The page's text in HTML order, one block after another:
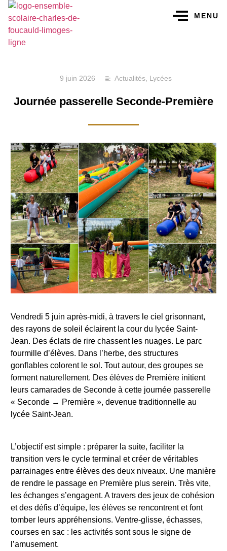
MENU
9 juin 2026 Actualités, Lycées
Journée passerelle Seconde-Première
Vendredi 5 juin après-midi, à travers le ciel grisonnant,
des rayons de soleil éclairent la cour du lycée Saint-
Jean. Des éclats de rire chassent les nuages. Le parc
fourmille d’élèves. Dans l’herbe, des structures
gonflables colorent le sol. Tout autour, des groupes se
forment naturellement. Des élèves de Première initient
leurs camarades de Seconde à cette journée passerelle
« Seconde → Première », devenue traditionnelle au
lycée Saint-Jean.
L’objectif est simple : préparer la suite, faciliter la
transition vers le cycle terminal et créer de véritables
parrainages entre élèves des deux niveaux. Une manière
de rendre le passage en Première plus serein. Très vite,
les échanges s’engagent. A travers des jeux de cohésion
et des défis d’équipe, les élèves se rencontrent et font
tomber leurs appréhensions. Ventre-glisse, échasses,
courses en sac : les activités sont sous le signe de
l’amusement.